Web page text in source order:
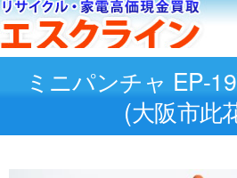
ミニパンチャ EP-
(大阪市此